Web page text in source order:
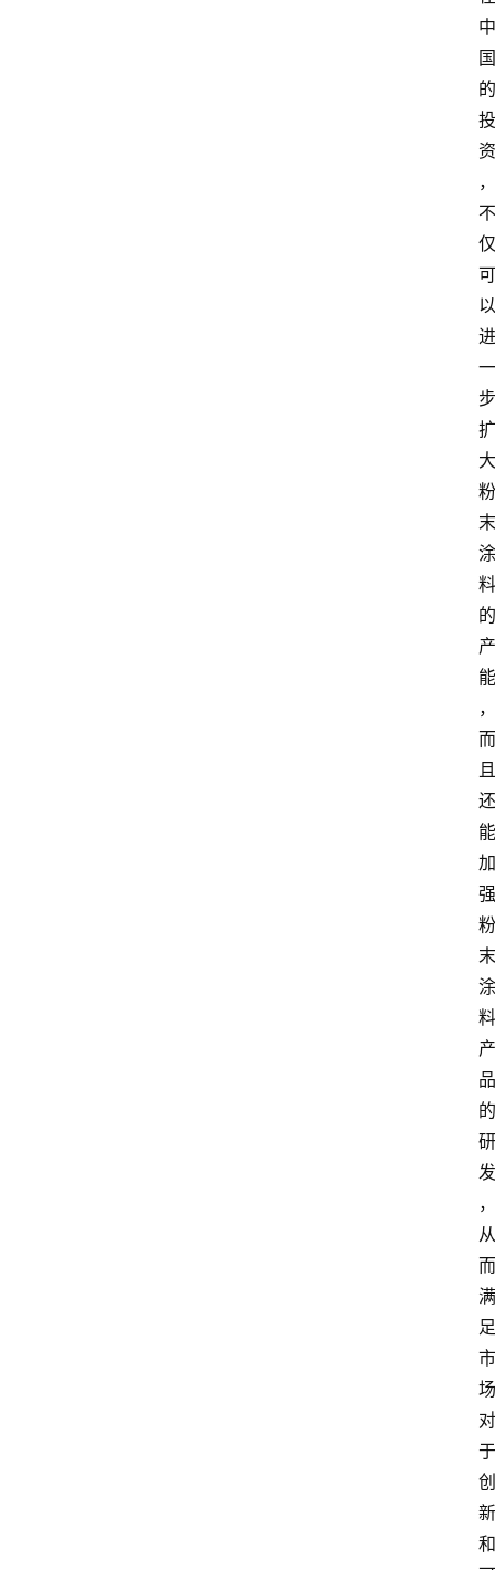
中
国
的
投
资
，
不
仅
可
以
进
一
步
扩
大
粉
末
涂
料
的
产
能
，
而
且
还
能
加
强
粉
末
涂
料
产
品
的
研
发
，
从
而
满
足
市
场
对
于
创
新
和